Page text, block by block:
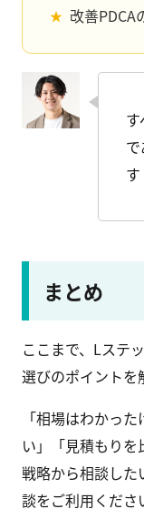
改善PDCA
す
まとめ
ここまで、Lステ
選びのポイントを
「相場はわかっ
い」「見積もり
戦略から相談した
談をご利用くださ